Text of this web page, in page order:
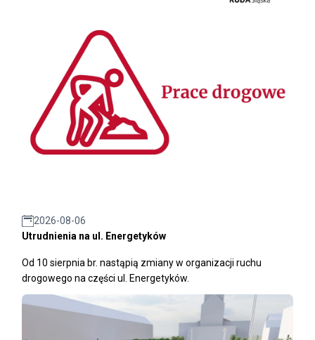
2026-08-06
Utrudnienia na ul. Energetyków
Od 10 sierpnia br. nastąpią zmiany w organizacji ruchu
drogowego na części ul. Energetyków.